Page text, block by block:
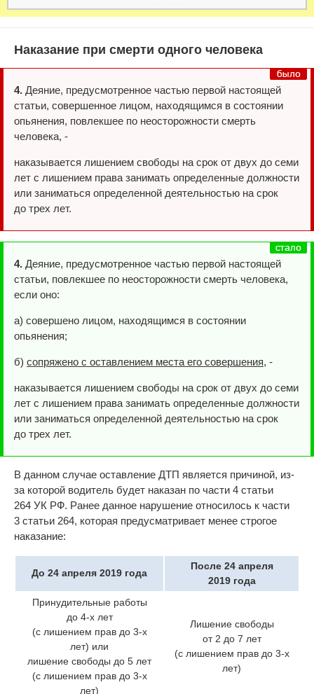
Наказание при смерти одного человека
4. Деяние, предусмотренное частью первой настоящей
статьи, совершенное лицом, находящимся в состоянии
опьянения, повлекшее по неосторожности смерть
человека, -
наказывается лишением свободы на срок от двух до семи
лет с лишением права занимать определенные должности
или заниматься определенной деятельностью на срок
до трех лет.
4. Деяние, предусмотренное частью первой настоящей
статьи, повлекшее по неосторожности смерть человека,
если оно:
а) совершено лицом, находящимся в состоянии
опьянения;
б) сопряжено с оставлением места его совершения, -
наказывается лишением свободы на срок от двух до семи
лет с лишением права занимать определенные должности
или заниматься определенной деятельностью на срок
до трех лет.
В данном случае оставление ДТП является причиной, из-
за которой водитель будет наказан по части 4 статьи
264 УК РФ. Ранее данное нарушение относилось к части
3 статьи 264, которая предусматривает менее строгое
наказание:
До 24 апреля 2019 года
После 24 апреля
2019 года
Принудительные работы
до 4-х лет
(с лишением прав до 3-х
лет) или
лишение свободы до 5 лет
(с лишением прав до 3-х
лет)
Лишение свободы
от 2 до 7 лет
(с лишением прав до 3-х
лет)